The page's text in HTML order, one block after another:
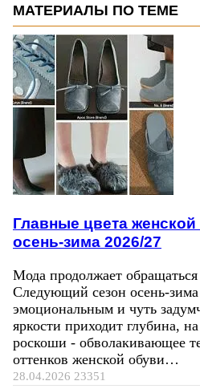
МАТЕРИАЛЫ ПО ТЕМЕ
Главные цвета
осень-зима 2026/27
Мода продолжает
Следующий сезон осень-
эмоциональным и чуть
яркости приходит глубина,
роскоши - обволакивающее
оттенков женской обуви…
28.04.2026 23351